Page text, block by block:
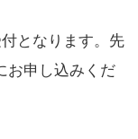
となります。先
お申し込みくだ